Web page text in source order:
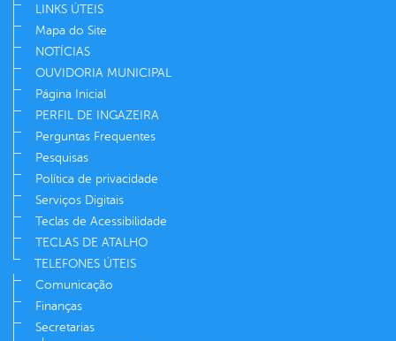
LINKS ÚTEIS
Mapa do Site
NOTÍCIAS
OUVIDORIA MUNICIPAL
Página Inicial
PERFIL DE INGAZEIRA
Perguntas Frequentes
Pesquisas
Política de privacidade
Serviços Digitais
Teclas de Acessibilidade
TECLAS DE ATALHO
TELEFONES ÚTEIS
Comunicação
Finanças
Secretarias